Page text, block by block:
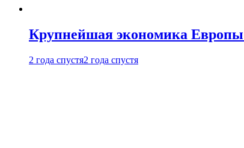
Крупнейшая экономика Европы
2 года спустя2 года спустя